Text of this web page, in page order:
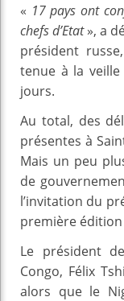
« 17 pays ont
chefs d’Etat», a
président
tenue à la
jours.
Au total, des
présentes à
Mais un peu
de
l’invitation du
première édition
Le président
Congo, Félix
alors que le